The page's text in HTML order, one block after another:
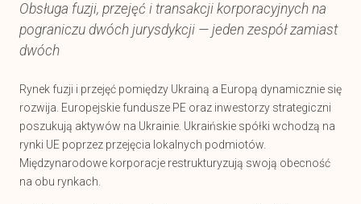
Obsługa fuzji, przejęć i transakcji korporacyjnych na
pograniczu dwóch jurysdykcji — jeden zespół zamiast
dwóch
Rynek fuzji i przejęć pomiędzy Ukrainą a Europą dynamicznie się
rozwija. Europejskie fundusze PE oraz inwestorzy strategiczni
poszukują aktywów na Ukrainie. Ukraińskie spółki wchodzą na
rynki UE poprzez przejęcia lokalnych podmiotów.
Międzynarodowe korporacje restrukturyzują swoją obecność
na obu rynkach.